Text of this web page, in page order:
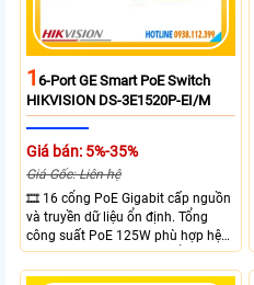
16-Port GE Smart PoE Switch
HIKVISION DS-3E1520P-EI/M
Giá bán: 5%-35%
Giá Gốc: Liên hệ
🎞 16 cổng PoE Gigabit cấp nguồn
và truyền dữ liệu ổn định. Tổng
công suất PoE 125W phù hợp hệ
thống camera IP vừa. 2 cổng RJ45
Gigabit và 2 cổng quang SFP mở